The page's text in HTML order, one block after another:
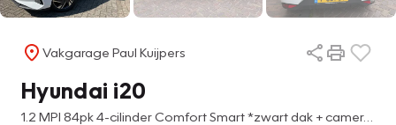
Vakgarage Paul Kuijpers
Hyundai i20
1.2 MPI 84pk 4-cilinder Comfort Smart *zwart dak + camera + navi + Apple/AndroidCarPlay*